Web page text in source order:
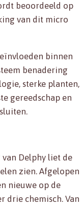
beoordeeld op
van dit micro
binnen
benadering
sterke planten,
gereedschap en
Delphy liet de
zien. Afgelopen
nieuwe op de
drie chemisch. Van